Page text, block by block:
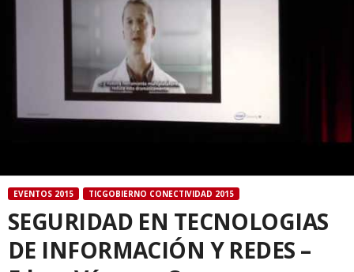
EVENTOS 2015 TICGOBIERNO CONECTIVIDAD 2015
SEGURIDAD EN TECNOLOGIAS
DE INFORMACIÓN Y REDES –